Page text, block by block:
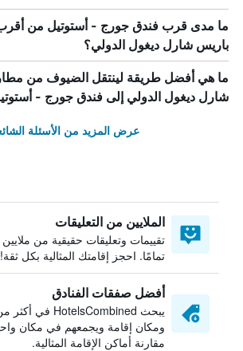
ما مدى قرب فندق جورج - أستوتيل من
باريس شارل ديغول الدولي؟
ما هي أفضل طريقة لينتقل الضيوف من
شارل ديغول الدولي إلى فندق جورج -
عرض المزيد من الأسئلة
الملايين من التعليقات
تقييمات وتعليقات حقيقية من ملايين
تمامًا. احجز إقامتك المثالية بكل ثقة!
أفضل صفقات الفنادق
ومكان إقامة ويجمعهم في مكان
مقارنة أماكن الإقامة المثالية.